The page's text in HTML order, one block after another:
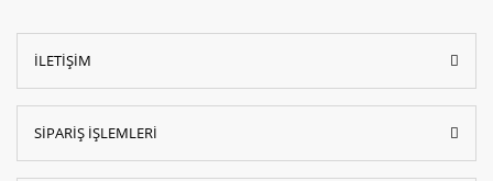
İLETİŞİM
SİPARİŞ İŞLEMLERİ